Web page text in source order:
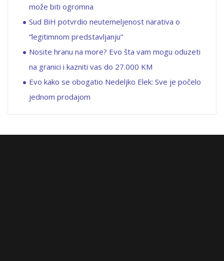
može biti ogromna
Sud BiH potvrdio neutemeljenost narativa o
“legitimnom predstavljanju”
Nosite hranu na more? Evo šta vam mogu oduzeti
na granici i kazniti vas do 27.000 KM
Evo kako se obogatio Nedeljko Elek: Sve je počelo
jednom prodajom